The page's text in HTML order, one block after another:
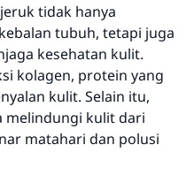
tidak hanya
tubuh, tetapi juga
kesehatan kulit.
kolagen, protein yang
kulit. Selain itu,
melindungi kulit dari
matahari dan polusi